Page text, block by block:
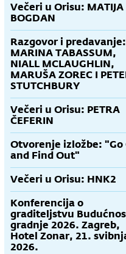
Večeri u Orisu: MATIJA
BOGDAN
Razgovor i predavanje:
MARINA TABASSUM,
NIALL MCLAUGHLIN,
MARUŠA ZOREC I
STUTCHBURY
Večeri u Orisu: PETRA
ČEFERIN
Otvorenje izložbe: "Go
and Find Out"
Večeri u Orisu: HNK2
Konferencija o
graditeljstvu
gradnje 2026. Zagreb,
Hotel Zonar, 21.
2026.